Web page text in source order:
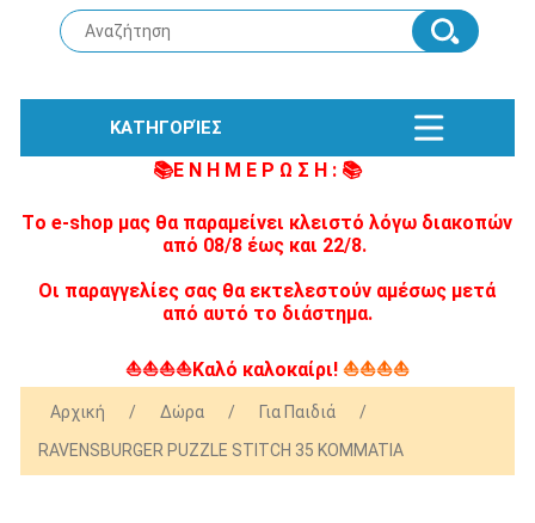
ΚΑΤΗΓΟΡΊΕΣ
📚Ε Ν Η Μ Ε Ρ Ω Σ Η : 📚
Tο e-shop μας θα παραμείνει κλειστό λόγω διακοπών
από 08/8 έως και 22/8.
Οι παραγγελίες σας θα εκτελεστούν αμέσως μετά
από αυτό το διάστημα.
⛵⛵⛵⛵Καλό καλοκαίρι! ⛵⛵⛵⛵
Αρχική / Δώρα / Για Παιδιά
/
RAVENSBURGER PUZZLE STITCH 35 KOMMATIA